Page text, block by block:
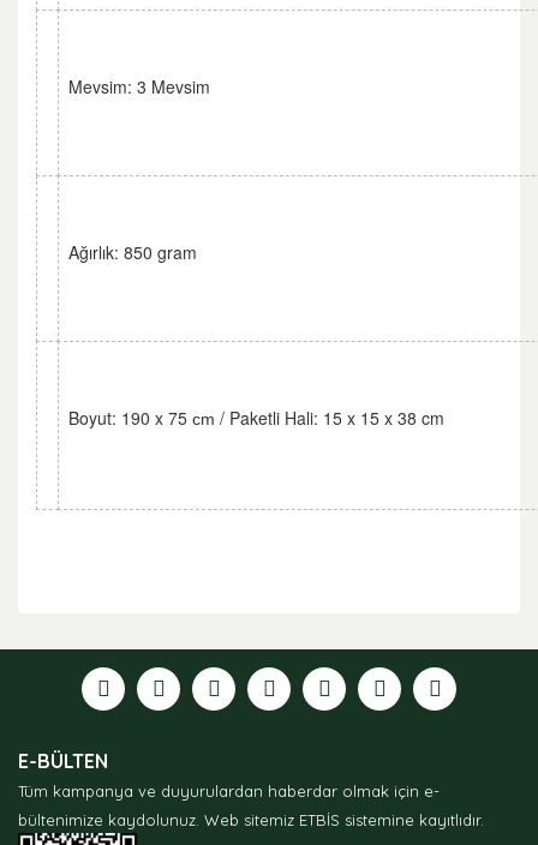
Mevsim: 3 Mevsim
Ağırlık: 850 gram
Boyut: 190 x 75 cm / Paketli Hali: 15 x 15 x 38 cm
formunu kullanarak tarafımıza iletebilirsiniz.
Görüş ve önerileriniz için teşekkür ederiz.
Ürün açıklamasında eksik bilgiler bulunuyor.
Ürün bilgilerinde hatalar bulunuyor.
Ürün fiyatı diğer sitelerden daha pahalı.
E-BÜLTEN
Tüm kampanya ve duyurulardan haberdar olmak için e-
bültenimize kaydolunuz. Web sitemiz ETBİS sistemine kayıtlıdır.